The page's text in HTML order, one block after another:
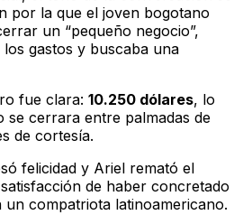
por la que el joven bogotano
un “pequeño negocio”,
gastos y buscaba una
fue clara: 10.250 dólares, lo
se cerrara entre palmadas de
de cortesía.
felicidad y Ariel remató el
de haber concretado
compatriota latinoamericano.